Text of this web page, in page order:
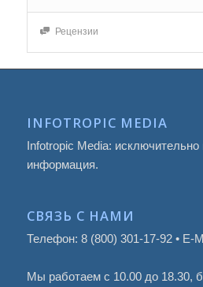
Рецензии
INFOTROPIC MEDIA
Infotropic Media: исключительно
информация.
СВЯЗЬ С НАМИ
Телефон: 8 (800) 301-17-92 • E-
Мы работаем с 10.00 до 18.30,